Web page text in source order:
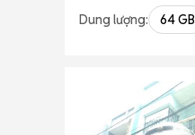
Dung lượng: 64 GB